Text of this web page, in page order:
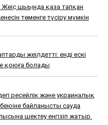
шыңында қаза тапқан
төменге түсіру мүмкін
жеңілдетті: енді ескі
қоюға болады
ресейлік және украиналық
байланысты сауда
шектеу енгізіп жатыр.